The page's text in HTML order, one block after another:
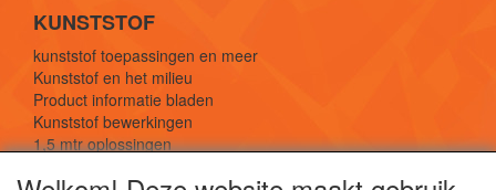
KUNSTSTOF
kunststof toepassingen en meer
Kunststof en het milieu
Product informatie bladen
Kunststof bewerkingen
1,5 mtr oplossingen